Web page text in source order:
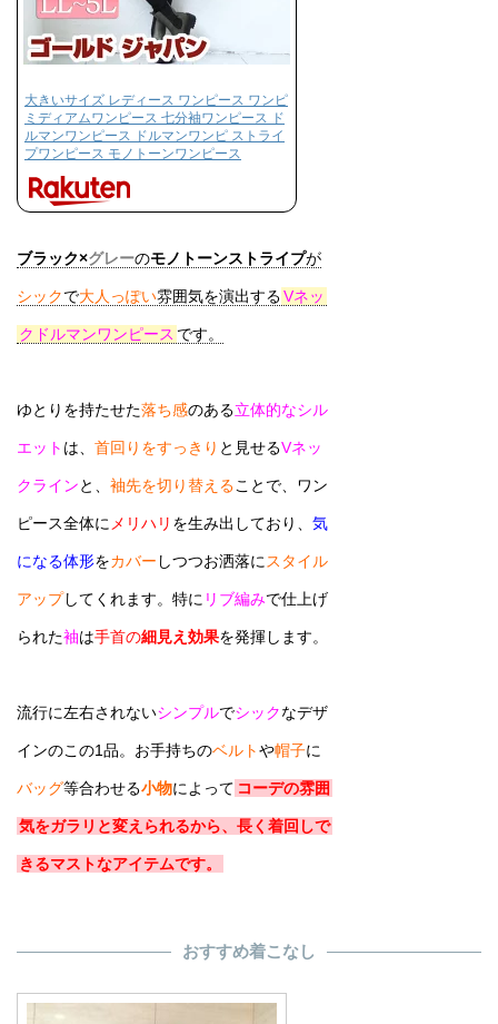
大きいサイズ レディース ワンピース ワンピ
ミディアムワンピース 七分袖ワンピース ド
ルマンワンピース ドルマンワンピ ストライ
プワンピース モノトーンワンピース
ブラック×グレーのモノトーンストライプが
シックで大人っぽい雰囲気を演出するVネッ
クドルマンワンピース です。
ゆとりを持たせた落ち感のある立体的なシル
エット は、 首回りをすっきり と見せるVネッ
クラインと、 袖先を切り替えることで、ワン
ピース全体に メリハリ を生み出しており、 気
になる体形をカバー しつつお洒落に スタイル
アップしてくれます。特に リブ編みで仕上げ
られた袖は手首の細見え効果を発揮します。
流行に左右されないシンプルでシックなデザ
インのこの1品。お手持ちのベルトや帽子に
バッグ等合わせる小物によって コーデの雰囲
気をガラリと変えられるから、長く着回しで
きるマストなアイテムです。
おすすめ着こなし